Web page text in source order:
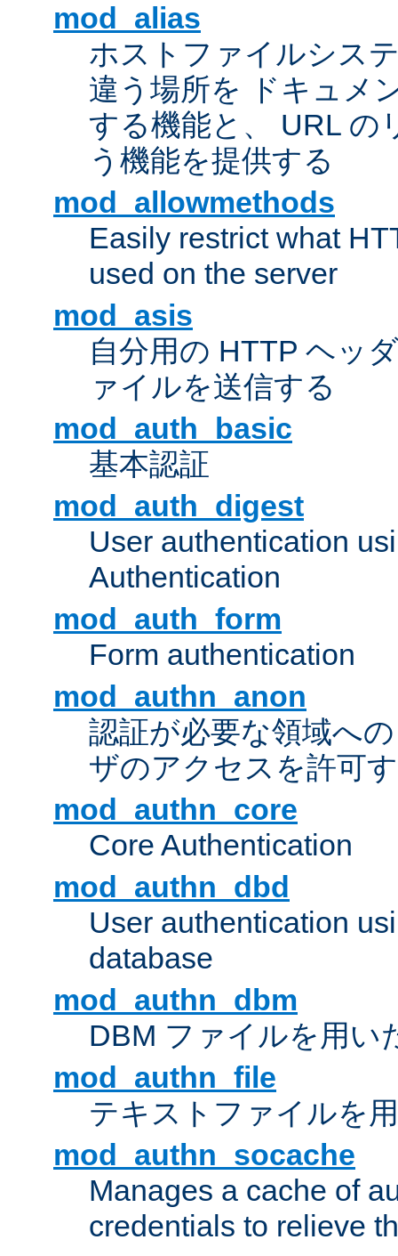
mod_alias
ホストファイルシス
違う場所を ドキュメ
する機能と、 URL の
う機能を提供する
mod_allowmethods
Easily restrict what
used on the server
mod_asis
自分用の HTTP ヘッ
ァイルを送信する
mod_auth_basic
基本認証
mod_auth_digest
User authentication
Authentication
mod_auth_form
Form authentication
mod_authn_anon
認証が必要な領域へ
ザのアクセスを許可
mod_authn_core
Core Authentication
mod_authn_dbd
User authentication
database
mod_authn_dbm
DBM ファイルを用い
mod_authn_file
テキストファイルを
mod_authn_socache
Manages a cache of
credentials to relieve